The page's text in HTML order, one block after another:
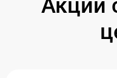
Акции